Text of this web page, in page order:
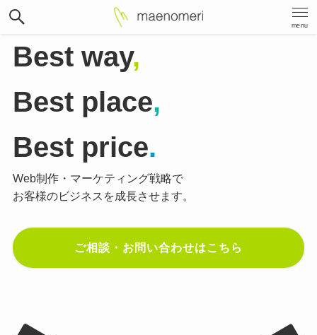
menu
Best way,
Best place,
Best price.
Web制作・マーケティング戦略で
お客様のビジネスを成長させます。
ご相談・お問い合わせはこちら